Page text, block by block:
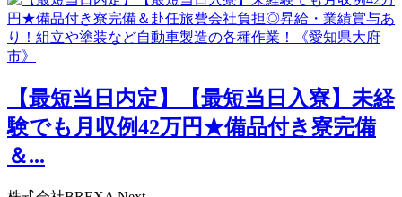
【最短当日内定】【最短当日入寮】未経
験でも月収例42万円★備品付き寮完備
＆...